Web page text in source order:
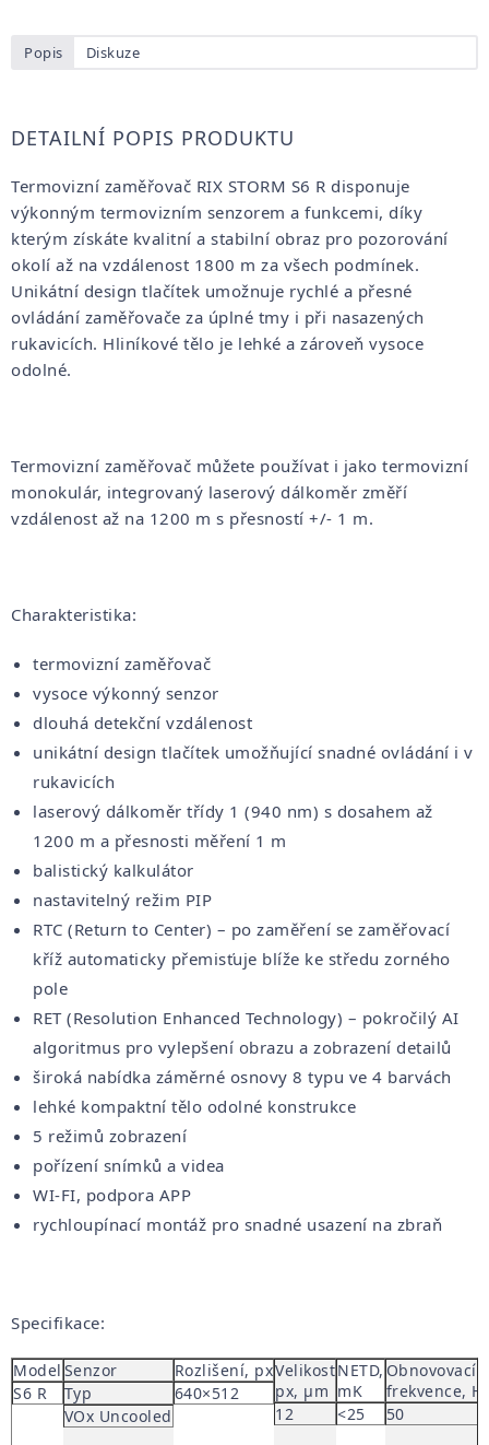
Popis Diskuze
DETAILNÍ POPIS PRODUKTU
Termovizní zaměřovač RIX STORM S6 R disponuje
výkonným termovizním senzorem a funkcemi, díky
kterým získáte kvalitní a stabilní obraz pro pozorování
okolí až na vzdálenost 1800 m za všech podmínek.
Unikátní design tlačítek umožnuje rychlé a přesné
ovládání zaměřovače za úplné tmy i při nasazených
rukavicích. Hliníkové tělo je lehké a zároveň vysoce
odolné.
Termovizní zaměřovač můžete používat i jako termovizní
monokulár, integrovaný laserový dálkoměr změří
vzdálenost až na 1200 m s přesností +/- 1 m.
Charakteristika:
termovizní zaměřovač
vysoce výkonný senzor
dlouhá detekční vzdálenost
unikátní design tlačítek umožňující snadné ovládání i v
rukavicích
laserový dálkoměr třídy 1 (940 nm) s dosahem až
1200 m a přesnosti měření 1 m
balistický kalkulátor
nastavitelný režim PIP
RTC (Return to Center) – po zaměření se zaměřovací
kříž automaticky přemisťuje blíže ke středu zorného
pole
RET (Resolution Enhanced Technology) – pokročilý AI
algoritmus pro vylepšení obrazu a zobrazení detailů
široká nabídka záměrné osnovy 8 typu ve 4 barvách
lehké kompaktní tělo odolné konstrukce
5 režimů zobrazení
pořízení snímků a videa
WI-FI, podpora APP
rychloupínací montáž pro snadné usazení na zbraň
Specifikace:
Model
S6 R
Senzor
Typ
VOx Uncooled
Rozlišení, px
640×512
Velikost
px, μm
12
NETD,
mK
<25
Obnovovací
frekvence,
50